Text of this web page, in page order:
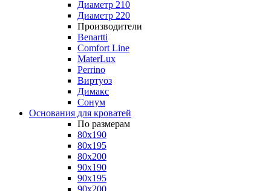
Диаметр 210
Диаметр 220
Производители
Benartti
Comfort Line
MaterLux
Perrino
Виртуоз
Димакс
Сонум
Основания для кроватей
По размерам
80x190
80x195
80x200
90x190
90x195
90x200